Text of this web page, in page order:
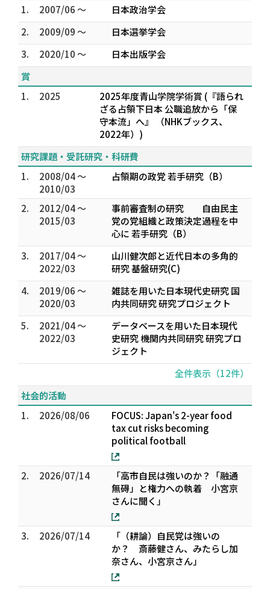
1.
2007/06 ～
日本政治学会
2.
2009/09 ～
日本選挙学会
3.
2020/10 ～
日本出版学会
賞
1.
2025
2025年度青山学院学術賞 (『語られ
ざる占領下日本 公職追放から「保
守本流」へ』 （NHKブックス、
2022年）)
研究課題・受託研究・科研費
1.
2008/04 ～
2010/03
占領期の政党 若手研究（B）
2.
2012/04 ～
2015/03
事前審査制の研究 自由民主
党の党組織と政策決定過程を中
心に 若手研究（B）
3.
2017/04 ～
2022/03
山川健次郎と近代日本の多角的
研究 基盤研究(C)
4.
2019/06 ～
2020/03
雑誌を用いた日本現代史研究 国
内共同研究 研究プロジェクト
5.
2021/04 ～
2022/03
データベースを用いた日本現代
史研究 機関内共同研究 研究プロ
ジェクト
全件表示（12件）
社会的活動
1.
2026/08/06
FOCUS: Japan's 2-year food
tax cut risks becoming
political football
2. 2026/07/14
「高市自民は強いのか？「融通
無碍」と権力への執着 小宮京
さんに聞く」
3. 2026/07/14
「（耕論）自民党は強いの
か？ 斎藤健さん、みたらし加
奈さん、小宮京さん」